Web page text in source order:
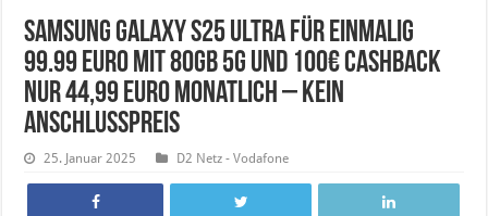
Samsung Galaxy S25 Ultra für einmalig
99.99 Euro mit 80GB 5G und 100€ Cashback
nur 44,99 Euro monatlich – kein
Anschlusspreis
25. Januar 2025 D2 Netz - Vodafone